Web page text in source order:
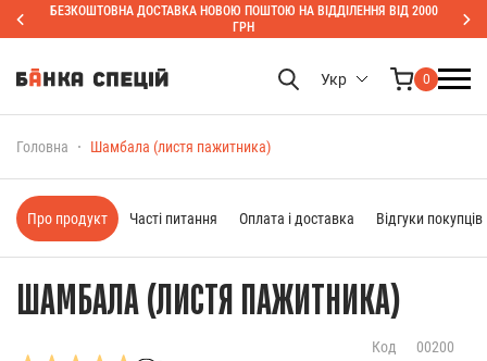
БЕЗКОШТОВНА ДОСТАВКА НОВОЮ ПОШТОЮ НА ВІДДІЛЕННЯ ВІД 2000
ГРН
Укр 0
Головна Шамбала (листя пажитника)
ШАМБАЛА (ЛИСТЯ ПАЖИТНИКА)
Код 00200
Про продукт Часті питання Оплата і доставка Відгуки покупців